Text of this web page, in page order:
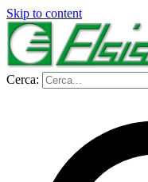
Skip to content
Cerca: